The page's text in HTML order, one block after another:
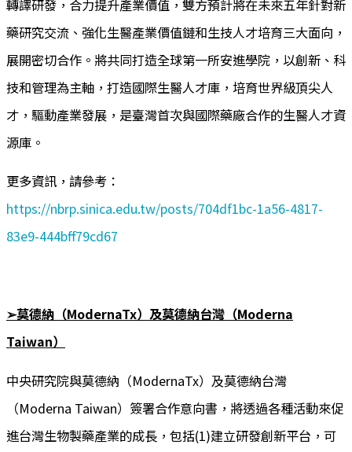
轉譯研發，合力提升產業價值，雙方預計將在未來五年針對新
藥研究交流、強化生醫產業價值鏈和生技人才培育三大面向，
展開密切合作。將共同打造全球第一所安進學院，以創新、科
技和管理為主軸，打造國際生醫人才庫，培育世界級頂尖人
才，驅動產業發展，是臺灣首次與國際藥廠合作的生醫人才資
源庫。
更多資訊，請參考：
https://nbrp.sinica.edu.tw/posts/704df1bc-1a56-4817-
83e9-444bff79cd67
➢莫德納（ModernaTx）及莫德納台灣（Moderna
Taiwan）
中央研究院與莫德納（ModernaTx）及莫德納台灣
（Moderna Taiwan）簽署合作意向書，將透過各種活動來促
進台灣生物製藥產業的成長，包括(1)建立研發創新平台，可